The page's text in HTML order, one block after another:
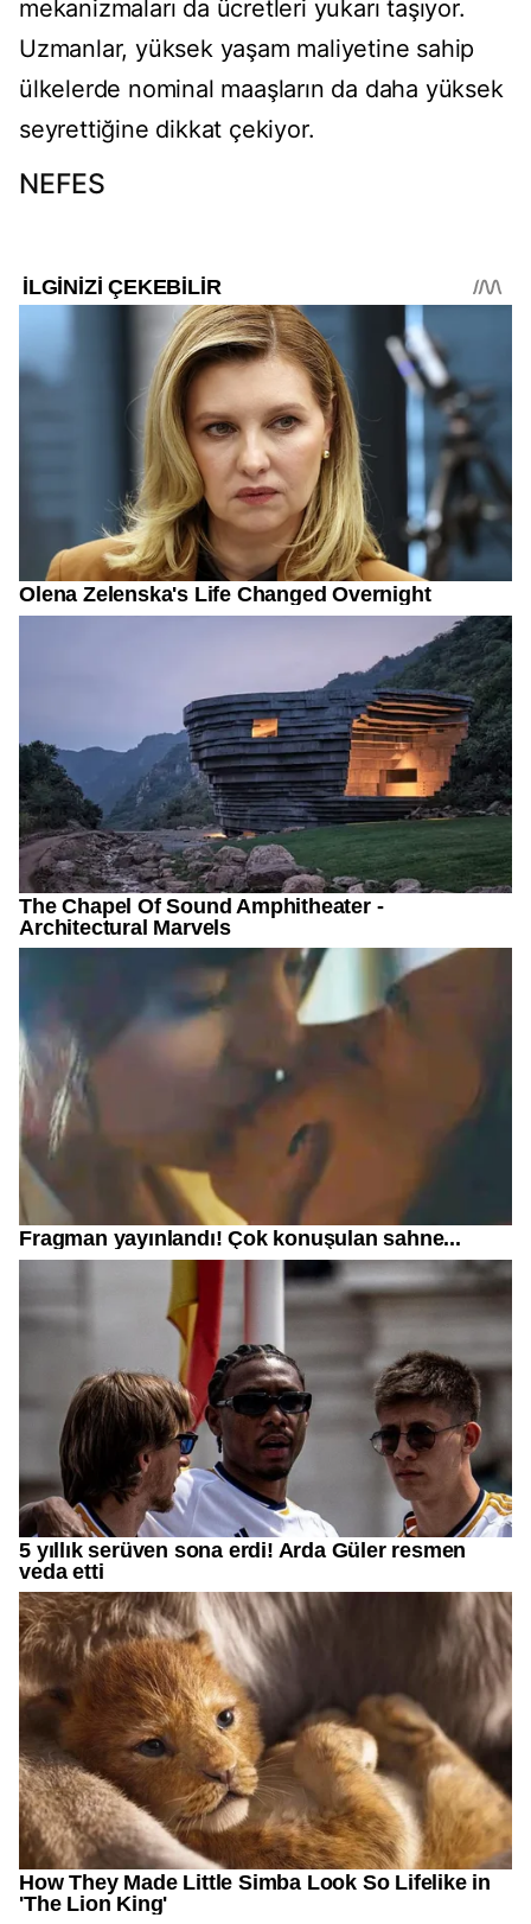
mekanizmaları da ücretleri yukarı taşıyor.
Uzmanlar, yüksek yaşam maliyetine sahip
ülkelerde nominal maaşların da daha yüksek
seyrettiğine dikkat çekiyor.
NEFES